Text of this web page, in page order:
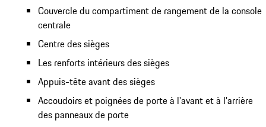
Couvercle du compartiment de rangement de la console
centrale
Centre des sièges
Les renforts intérieurs des sièges
Appuis-tête avant des sièges
Accoudoirs et poignées de porte à l'avant et à l'arrière
des panneaux de porte